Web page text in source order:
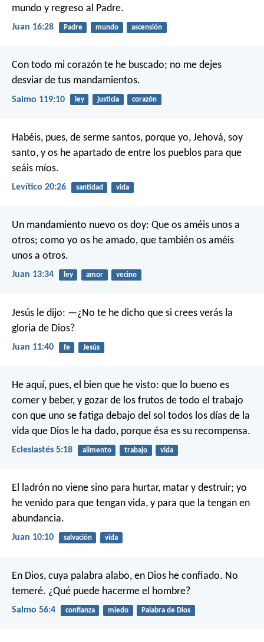
mundo y regreso al Padre.
Juan 16:28 Padre mundo ascensión
Con todo mi corazón te he buscado; no me dejes
desviar de tus mandamientos.
Salmo 119:10 ley justicia corazón
Habéis, pues, de serme santos, porque yo, Jehová, soy
santo, y os he apartado de entre los pueblos para que
seáis míos.
Levítico 20:26 santidad vida
Un mandamiento nuevo os doy: Que os améis unos a
otros; como yo os he amado, que también os améis
unos a otros.
Juan 13:34 ley amor vecino
Jesús le dijo: —¿No te he dicho que si crees verás la
gloria de Dios?
Juan 11:40 fe Jesús
He aquí, pues, el bien que he visto: que lo bueno es
comer y beber, y gozar de los frutos de todo el trabajo
con que uno se fatiga debajo del sol todos los días de la
vida que Dios le ha dado, porque ésa es su recompensa.
Eclesiastés 5:18 alimento trabajo vida
El ladrón no viene sino para hurtar, matar y destruir; yo
he venido para que tengan vida, y para que la tengan en
abundancia.
Juan 10:10 salvación vida
En Dios, cuya palabra alabo, en Dios he confiado. No
temeré. ¿Qué puede hacerme el hombre?
Salmo 56:4 confianza miedo Palabra de Dios